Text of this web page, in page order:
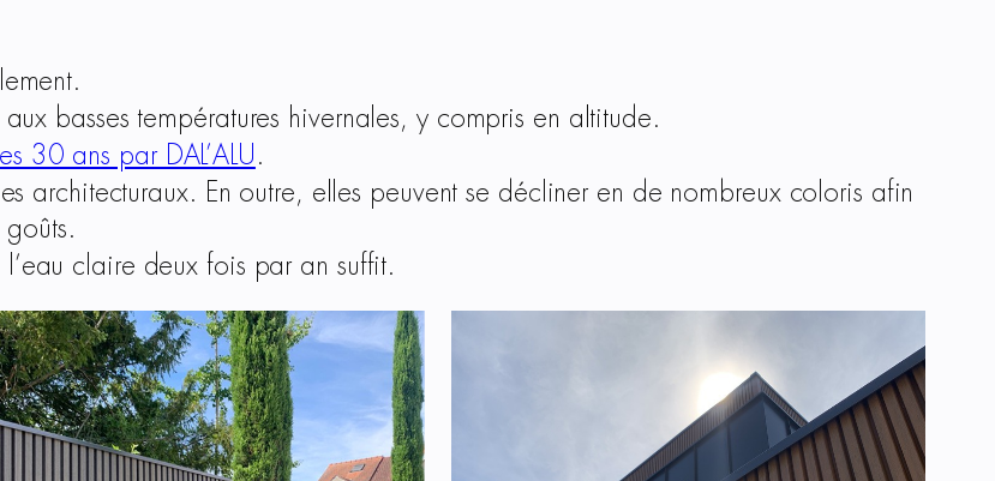
basses températures hivernales, y compris en altitude.
30 ans par DAL’ALU.
architecturaux. En outre, elles peuvent se décliner en de nombreux coloris afin
claire deux fois par an suffit.